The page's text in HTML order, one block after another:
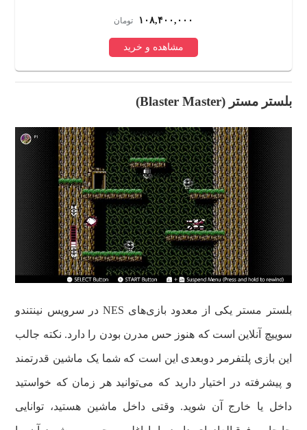
۸۳,۶۵۸,۲۰۰ تومان
مشاهده و خرید
بلستر مستر (Blaster Master)
بلستر مستر یکی از معدود بازی‌های NES در سرویس نینتندو
سوییچ آنلاین است که هنوز حس مدرن بودن را دارد. نکته جالب
این بازی پلتفرمر دوبعدی این است که شما یک ماشین قدرتمند
و پیشرفته در اختیار دارید که می‌توانید هر زمان که خواستید
داخل یا خارج آن شوید. وقتی داخل ماشین هستید، توانایی